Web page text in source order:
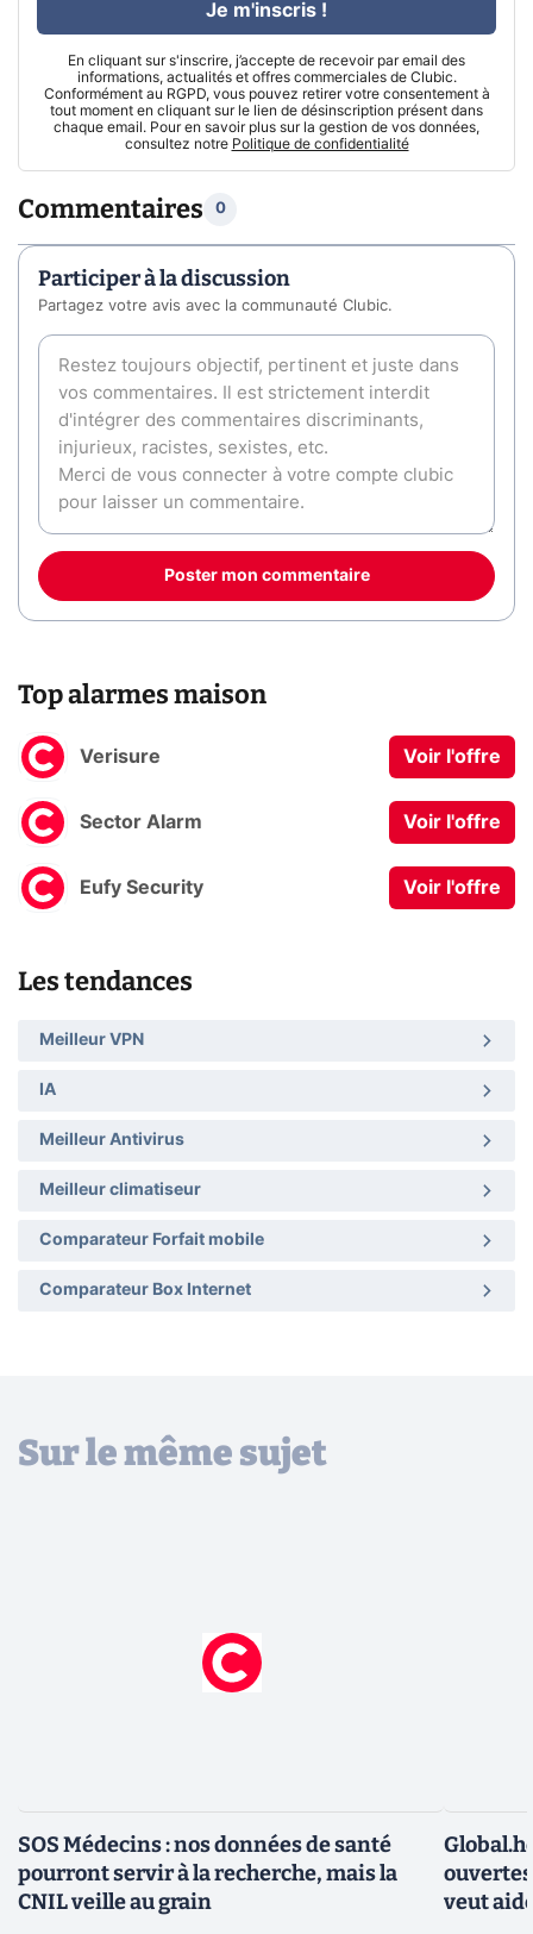
En cliquant sur s'inscrire, j’accepte de recevoir par email des
informations, actualités et offres commerciales de Clubic.
Conformément au RGPD, vous pouvez retirer votre consentement à
tout moment en cliquant sur le lien de désinscription présent dans
chaque email. Pour en savoir plus sur la gestion de vos données,
consultez notre Politique de confidentialité
Je m'inscris !
Commentaires 0
Participer à la discussion
Partagez votre avis avec la communauté Clubic.
Poster mon commentaire
Top alarmes maison
Verisure Voir l'offre
Sector Alarm Voir l'offre
Eufy Security Voir l'offre
Les tendances
Meilleur VPN
IA
Meilleur Antivirus
Meilleur climatiseur
Comparateur Forfait mobile
Comparateur Box Internet
Sur le même sujet
SOS Médecins : nos données de santé
pourront servir à la recherche, mais la
CNIL veille au grain
veut